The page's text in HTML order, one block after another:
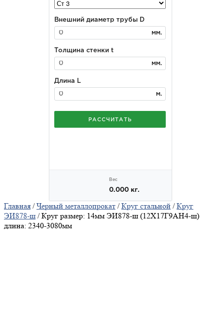
Главная /Черный металлопрокат /Круг стальной /Круг
ЭИ878-ш / Круг размер: 14мм ЭИ878-ш (12Х17Г9АН4-ш)
длина: 2340-3080мм